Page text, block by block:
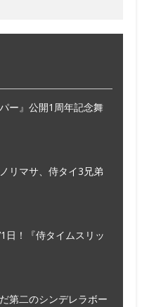
ー』公開1周年記念舞
リマサ、侍タイ3兄弟
日！『侍タイムスリッ
第二のシンデレラボー